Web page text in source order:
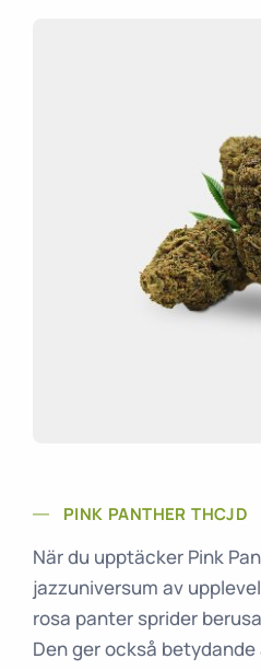
PINK PANTHER THCJD
När du upptäcker Pink
jazzuniversum av
rosa panter sprider
Den ger också